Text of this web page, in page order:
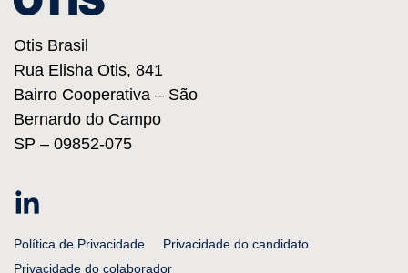
Otis Brasil
Rua Elisha Otis, 841
Bairro Cooperativa – São
Bernardo do Campo
SP – 09852-075
Política de Privacidade
Privacidade do candidato
Privacidade do colaborador